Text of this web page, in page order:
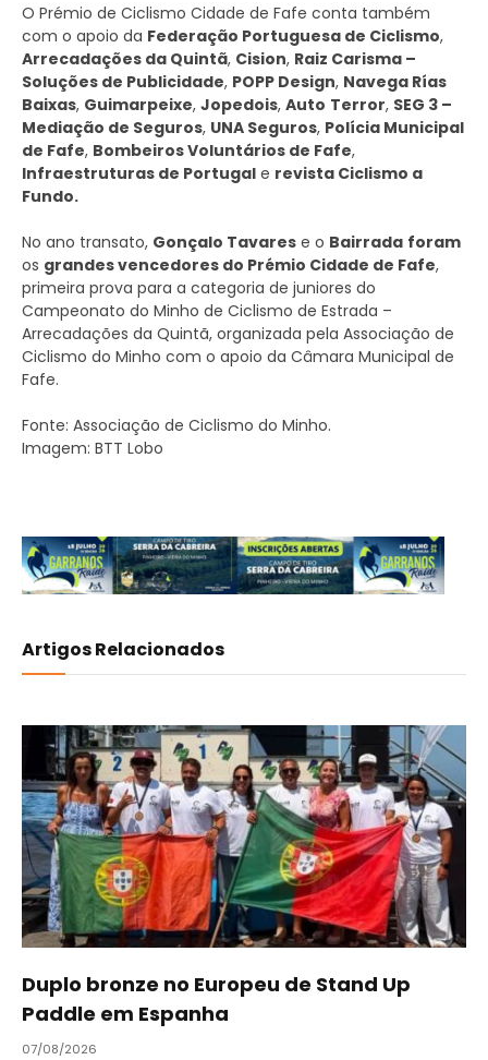
O Prémio de Ciclismo Cidade de Fafe conta também
com o apoio da Federação Portuguesa de Ciclismo,
Arrecadações da Quintã, Cision, Raiz Carisma –
Soluções de Publicidade, POPP Design, Navega Rías
Baixas, Guimarpeixe, Jopedois, Auto Terror, SEG 3 –
Mediação de Seguros, UNA Seguros, Polícia Municipal
de Fafe, Bombeiros Voluntários de Fafe,
Infraestruturas de Portugal e revista Ciclismo a
Fundo.
No ano transato, Gonçalo Tavares e o Bairrada foram
os grandes vencedores do Prémio Cidade de Fafe,
primeira prova para a categoria de juniores do
Campeonato do Minho de Ciclismo de Estrada –
Arrecadações da Quintã, organizada pela Associação de
Ciclismo do Minho com o apoio da Câmara Municipal de
Fafe.
Fonte: Associação de Ciclismo do Minho.
Imagem: BTT Lobo
Artigos Relacionados
Duplo bronze no Europeu de Stand Up
Paddle em Espanha
07/08/2026